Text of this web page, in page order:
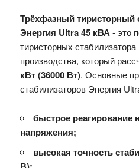
Трёхфазный тиристорный
Энергия Ultra 45 кВА - это
тиристорных стабилизатора
производства, который
кВт (36000 Вт). Основные
стабилизаторов Энергия
быстрое
напряжения;
высокая точность